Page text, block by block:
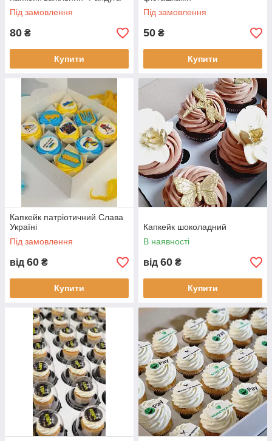
Під замовлення
80 ₴
Купити
Під замовлення
50 ₴
Купити
Капкейк патріотичний Слава
Україні
Під замовлення
від 60 ₴
Купити
Капкейк шоколадний
В наявності
від 60 ₴
Купити